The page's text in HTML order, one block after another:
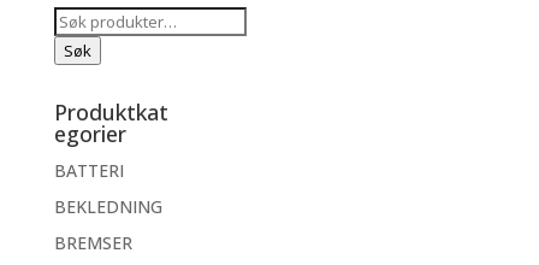
Søk
etter:
Søk
Produktkat
egorier
BATTERI
BEKLEDNING
BREMSER